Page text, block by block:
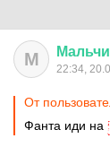
М 22:34,
От
Фанта иди на